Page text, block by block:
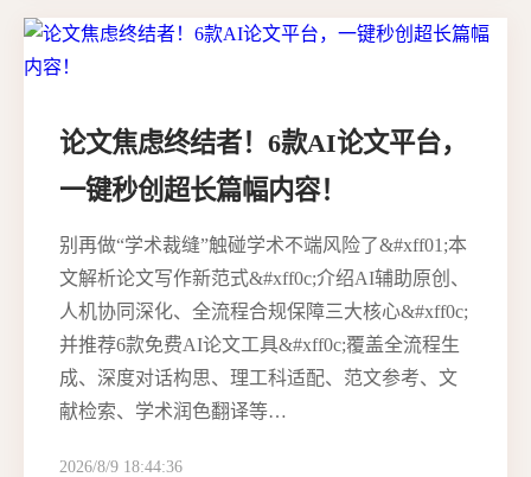
论文焦虑终结者！6款AI论文平台，
一键秒创超长篇幅内容！
别再做“学术裁缝”触碰学术不端风险了&#xff01;本
文解析论文写作新范式&#xff0c;介绍AI辅助原创、
人机协同深化、全流程合规保障三大核心&#xff0c;
并推荐6款免费AI论文工具&#xff0c;覆盖全流程生
成、深度对话构思、理工科适配、范文参考、文
献检索、学术润色翻译等…
2026/8/9 18:44:36